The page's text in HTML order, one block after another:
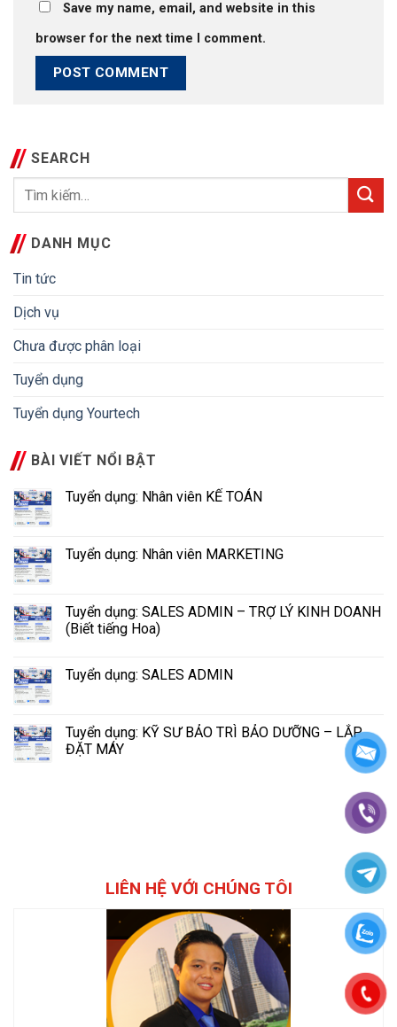
Save my name, email, and website in this
browser for the next time I comment.
SEARCH
DANH MỤC
Tin tức
Dịch vụ
Chưa được phân loại
Tuyển dụng
Tuyển dụng Yourtech
BÀI VIẾT NỔI BẬT
Tuyển dụng: Nhân viên KẾ TOÁN
Tuyển dụng: Nhân viên MARKETING
Tuyển dụng: SALES ADMIN – TRỢ LÝ KINH DOANH
(Biết tiếng Hoa)
Tuyển dụng: SALES ADMIN
Tuyển dụng: KỸ SƯ BẢO TRÌ BẢO DƯỠNG – LẮP
ĐẶT MÁY
LIÊN HỆ VỚI CHÚNG TÔI